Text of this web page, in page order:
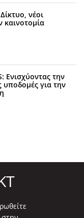
νέοι
καινοτομία
Ενισχύοντας την
υποδομές για την